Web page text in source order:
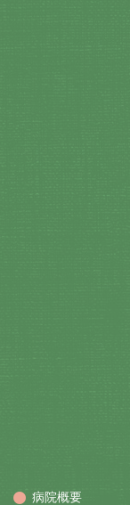
病院概要